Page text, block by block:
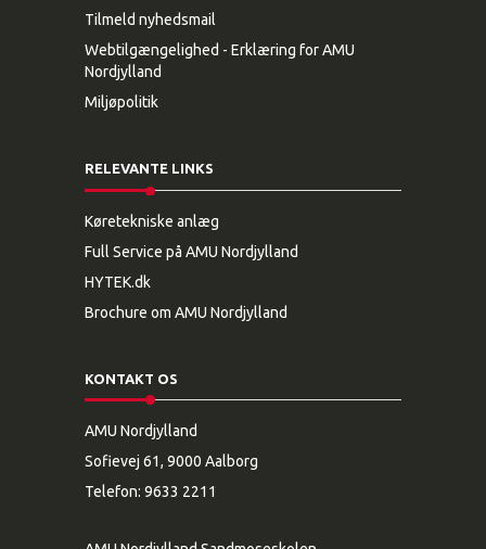
Tilmeld nyhedsmail
Webtilgængelighed - Erklæring for AMU
Nordjylland
Miljøpolitik
RELEVANTE LINKS
Køretekniske anlæg
Full Service på AMU Nordjylland
HYTEK.dk
Brochure om AMU Nordjylland
KONTAKT OS
AMU Nordjylland
Sofievej 61, 9000 Aalborg
Telefon: 9633 2211